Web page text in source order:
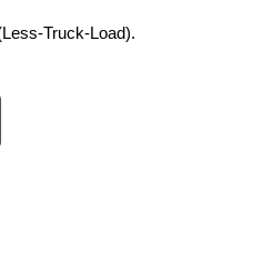
Truck-Load).